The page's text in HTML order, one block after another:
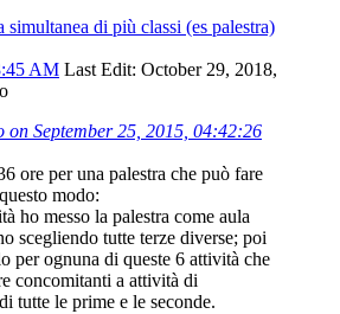
simultanea di più classi (es palestra)
AM Last Edit: October 29, 2018,
on September 25, 2015, 04:42:26
ore per una palestra che può fare
modo:
ho messo la palestra come aula
scegliendo tutte terze diverse; poi
per ognuna di queste 6 attività che
concomitanti a attività di
tutte le prime e le seconde.